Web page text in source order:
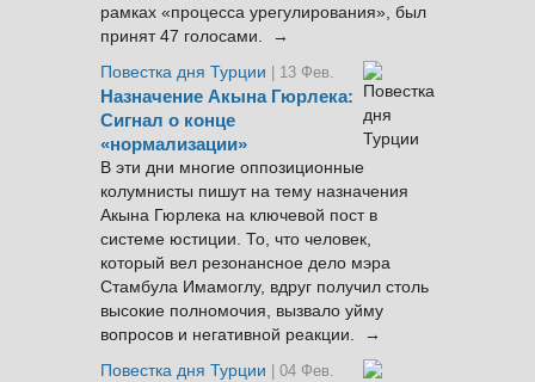
рамках «процесса урегулирования», был
принят 47 голосами. →
Повестка дня Турции
| 13 Фев.
Назначение Акына Гюрлека:
Сигнал о конце
«нормализации»
В эти дни многие оппозиционные
колумнисты пишут на тему назначения
Акына Гюрлека на ключевой пост в
системе юстиции. То, что человек,
который вел резонансное дело мэра
Стамбула Имамоглу, вдруг получил столь
высокие полномочия, вызвало уйму
вопросов и негативной реакции. →
Повестка дня Турции
| 04 Фев.